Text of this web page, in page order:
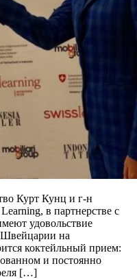
Курт Кунц и г-н
в партнерстве с
удовольствие
Швейцарии на
коктейльный прием:
и постоянно
[…]